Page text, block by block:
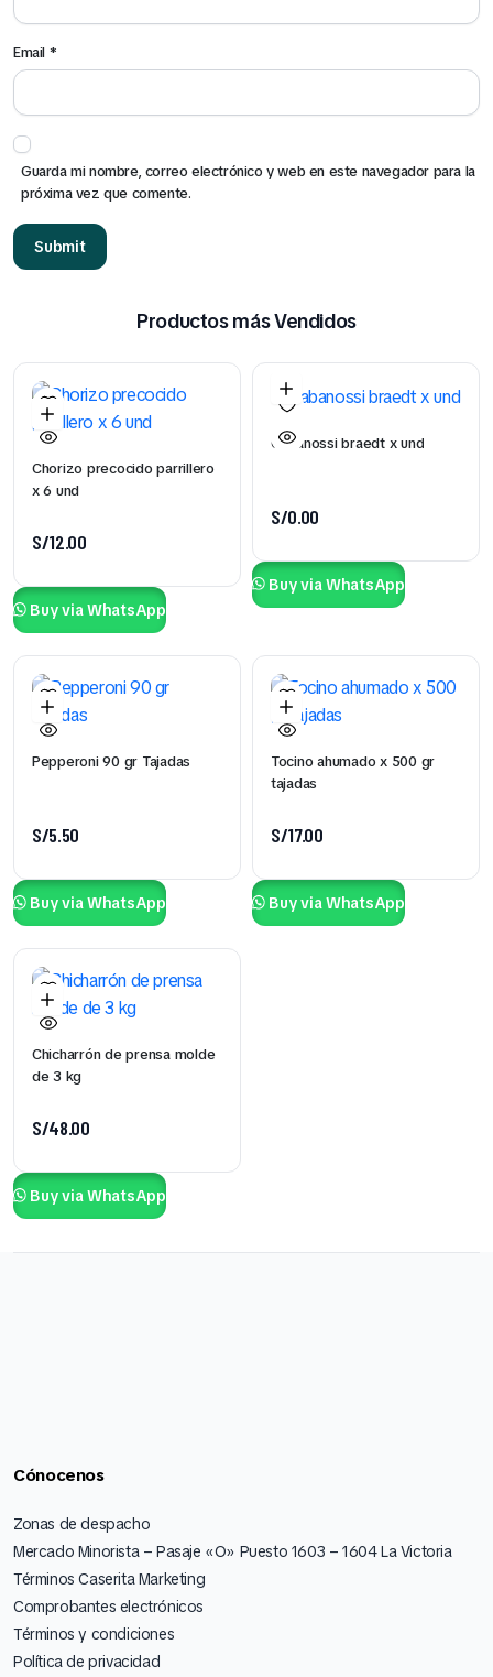
Email *
Guarda mi nombre, correo electrónico y web en este navegador para la
próxima vez que comente.
Productos más Vendidos
Chorizo precocido parrillero
x 6 und
S/12.00
Buy via WhatsApp
Cabanossi braedt x und
S/0.00
Buy via WhatsApp
Pepperoni 90 gr Tajadas
S/5.50
Buy via WhatsApp
Tocino ahumado x 500 gr
tajadas
S/17.00
Buy via WhatsApp
Chicharrón de prensa molde
de 3 kg
S/48.00
Buy via WhatsApp
Cónocenos
Zonas de despacho
Mercado Minorista – Pasaje «O» Puesto 1603 – 1604 La Victoria
Términos Caserita Marketing
Comprobantes electrónicos
Términos y condiciones
Política de privacidad